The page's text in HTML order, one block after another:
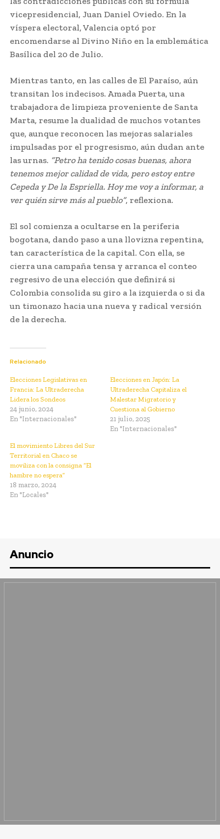
vicepresidencial, Juan Daniel Oviedo. En la
víspera electoral, Valencia optó por
encomendarse al Divino Niño en la emblemática
Basílica del 20 de Julio.
Mientras tanto, en las calles de El Paraíso, aún
transitan los indecisos. Amada Puerta, una
trabajadora de limpieza proveniente de Santa
Marta, resume la dualidad de muchos votantes
que, aunque reconocen las mejoras salariales
impulsadas por el progresismo, aún dudan ante
las urnas. “Petro ha tenido cosas buenas, ahora
tenemos mejor calidad de vida, pero estoy entre
Cepeda y De la Espriella. Hoy me voy a informar, a
ver quién sirve más al pueblo”, reflexiona.
El sol comienza a ocultarse en la periferia
bogotana, dando paso a una llovizna repentina,
tan característica de la capital. Con ella, se
cierra una campaña tensa y arranca el conteo
regresivo de una elección que definirá si
Colombia consolida su giro a la izquierda o si da
un timonazo hacia una nueva y radical versión
de la derecha.
Relacionado
Elecciones Legislativas en
Francia: La Ultraderecha
Lidera los Sondeos
24 junio, 2024
En "Internacionales"
Elecciones en Japón: La
Ultraderecha Capitaliza el
Malestar Migratorio y
Cuestiona al Gobierno
21 julio, 2025
En "Internacionales"
El movimiento Libres del Sur
Territorial en Chaco se
moviliza con la consigna “El
hambre no espera”
18 marzo, 2024
En "Locales"
Anuncio